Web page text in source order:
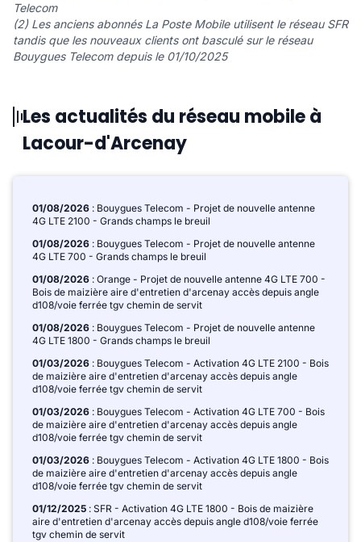
Telecom
(2) Les anciens abonnés La Poste Mobile utilisent le réseau SFR
tandis que les nouveaux clients ont basculé sur le réseau
Bouygues Telecom depuis le 01/10/2025
Les actualités du réseau mobile à
Lacour-d'Arcenay
01/08/2026 : Bouygues Telecom - Projet de nouvelle antenne
4G LTE 2100 - Grands champs le breuil
01/08/2026 : Bouygues Telecom - Projet de nouvelle antenne
4G LTE 700 - Grands champs le breuil
01/08/2026 : Orange - Projet de nouvelle antenne 4G LTE 700 -
Bois de maizière aire d'entretien d'arcenay accès depuis angle
d108/voie ferrée tgv chemin de servit
01/08/2026 : Bouygues Telecom - Projet de nouvelle antenne
4G LTE 1800 - Grands champs le breuil
01/03/2026 : Bouygues Telecom - Activation 4G LTE 2100 - Bois
de maizière aire d'entretien d'arcenay accès depuis angle
d108/voie ferrée tgv chemin de servit
01/03/2026 : Bouygues Telecom - Activation 4G LTE 700 - Bois
de maizière aire d'entretien d'arcenay accès depuis angle
d108/voie ferrée tgv chemin de servit
01/03/2026 : Bouygues Telecom - Activation 4G LTE 1800 - Bois
de maizière aire d'entretien d'arcenay accès depuis angle
d108/voie ferrée tgv chemin de servit
01/12/2025 : SFR - Activation 4G LTE 1800 - Bois de maizière
aire d'entretien d'arcenay accès depuis angle d108/voie ferrée
tgv chemin de servit